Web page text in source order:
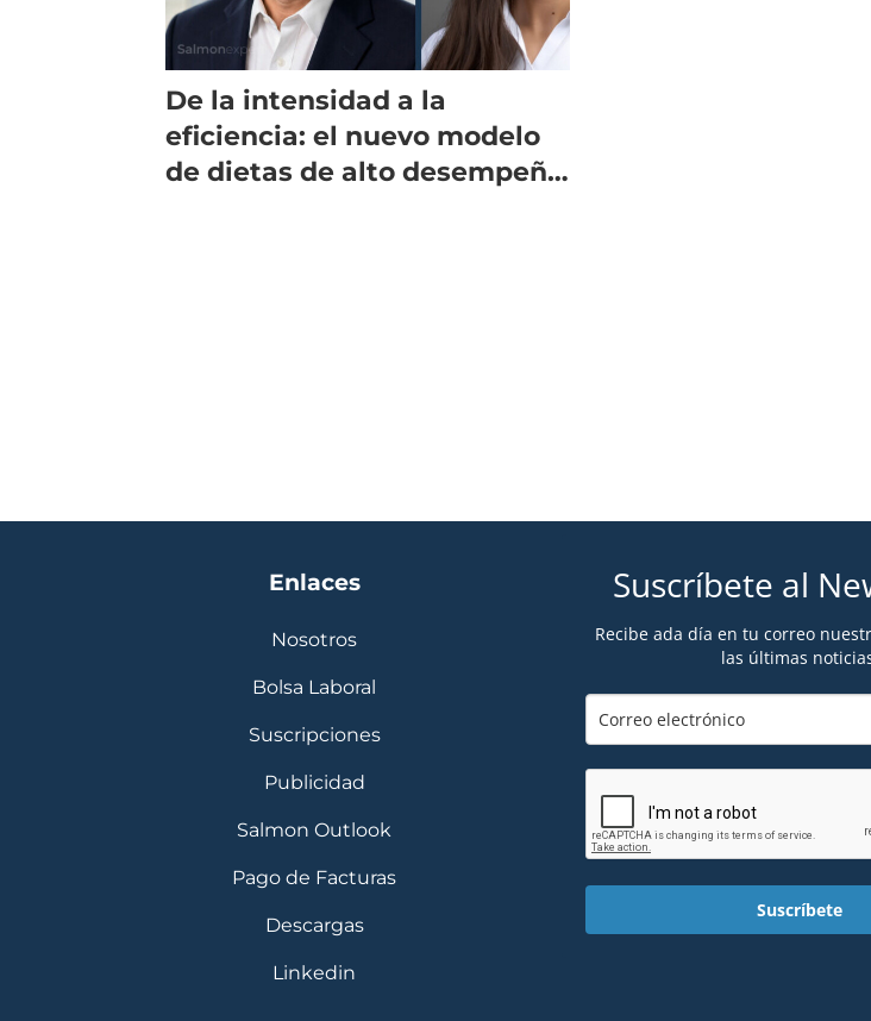
De la intensidad a la
eficiencia: el nuevo modelo
de dietas de alto desempeño
Enlaces
Nosotros
Bolsa Laboral
Suscripciones
Publicidad
Salmon Outlook
Pago de Facturas
Descargas
Linkedin
Suscríbete al
Recibe ada día en tu correo
las últimas
Suscríbete